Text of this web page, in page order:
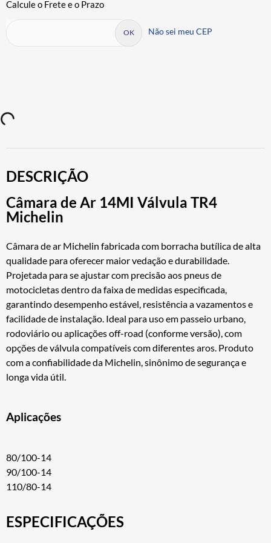
Não sei meu CEP
DESCRIÇÃO
Câmara de Ar 14MI Válvula TR4
Michelin
Câmara de ar Michelin fabricada com borracha butílica de alta
qualidade para oferecer maior vedação e durabilidade.
Projetada para se ajustar com precisão aos pneus de
motocicletas dentro da faixa de medidas especificada,
garantindo desempenho estável, resistência a vazamentos e
facilidade de instalação. Ideal para uso em passeio urbano,
rodoviário ou aplicações off-road (conforme versão), com
opções de válvula compatíveis com diferentes aros. Produto
com a confiabilidade da Michelin, sinônimo de segurança e
longa vida útil.
Aplicações
80/100-14
90/100-14
110/80-14
ESPECIFICAÇÕES